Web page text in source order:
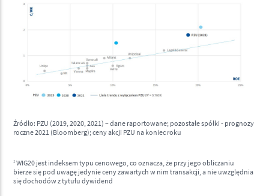
Źródło: PZU (2019, 2020, 2021) – dane raportowane; pozostałe spółki - prognozy
roczne 2021 (Bloomberg); ceny akcji PZU na koniec roku
1 WIG20 jest indeksem typu cenowego, co oznacza, że przy jego obliczaniu
bierze się pod uwagę jedynie ceny zawartych w nim transakcji, a nie uwzględnia
się dochodów z tytułu dywidend